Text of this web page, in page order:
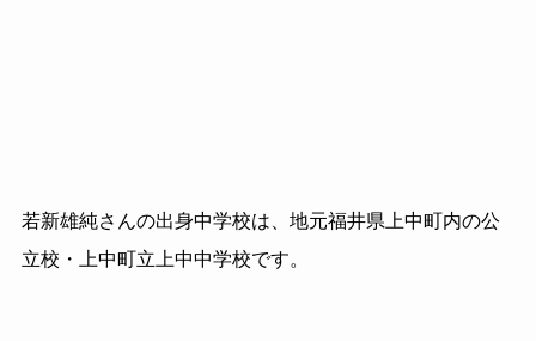
若新雄純さんの出身中学校は、地元福井県上中町内の公
立校・上中町立上中中学校です。